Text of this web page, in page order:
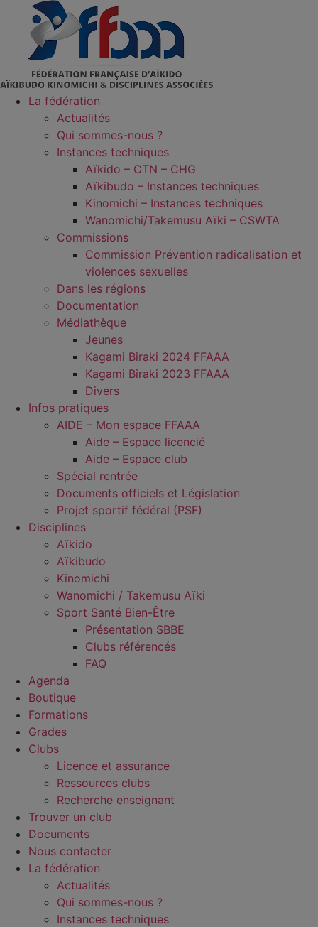
contenu
La fédération
Actualités
Qui sommes-nous ?
Instances techniques
Aïkido – CTN – CHG
Aïkibudo – Instances techniques
Kinomichi – Instances techniques
Wanomichi/Takemusu Aïki – CSWTA
Commissions
Commission Prévention radicalisation et
violences sexuelles
Dans les régions
Documentation
Médiathèque
Jeunes
Kagami Biraki 2024 FFAAA
Kagami Biraki 2023 FFAAA
Divers
Infos pratiques
AIDE – Mon espace FFAAA
Aide – Espace licencié
Aide – Espace club
Spécial rentrée
Documents officiels et Législation
Projet sportif fédéral (PSF)
Disciplines
Aïkido
Aïkibudo
Kinomichi
Wanomichi / Takemusu Aïki
Sport Santé Bien-Être
Présentation SBBE
Clubs référencés
FAQ
Agenda
Boutique
Formations
Grades
Clubs
Licence et assurance
Ressources clubs
Recherche enseignant
Trouver un club
Documents
Nous contacter
La fédération
Actualités
Qui sommes-nous ?
Instances techniques